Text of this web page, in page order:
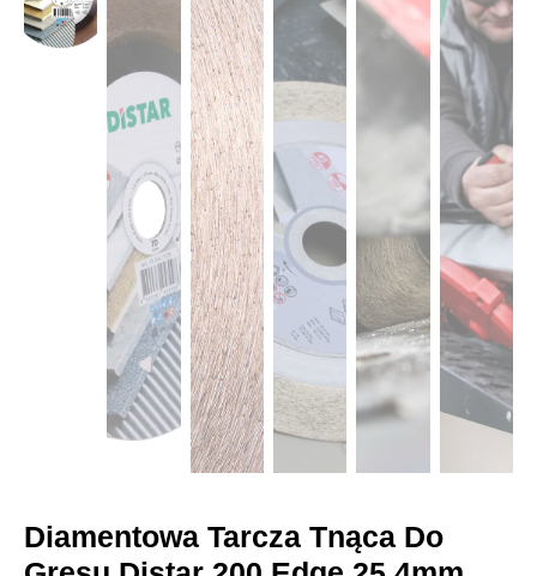
Diamentowa Tarcza Tnąca Do